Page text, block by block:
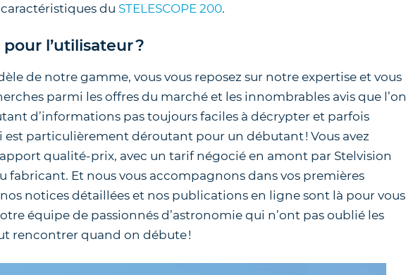
du STELESCOPE 200.
l’utilisateur ?
de notre gamme, vous vous reposez sur notre expertise et vous
parmi les offres du marché et les innombrables avis que l’on
d’informations pas toujours faciles à décrypter et parfois
particulièrement déroutant pour un débutant ! Vous avez
rapport qualité-prix, avec un tarif négocié en amont par Stelvision
fabricant. Et nous vous accompagnons dans vos premières
notices détaillées et nos publications en ligne sont là pour vous
équipe de passionnés d’astronomie qui n’ont pas oublié les
rencontrer quand on débute !